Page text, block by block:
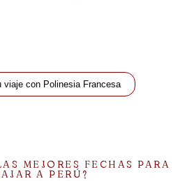
viaje con Polinesia Francesa
MEJORES FECHAS PARA
A PERÚ?